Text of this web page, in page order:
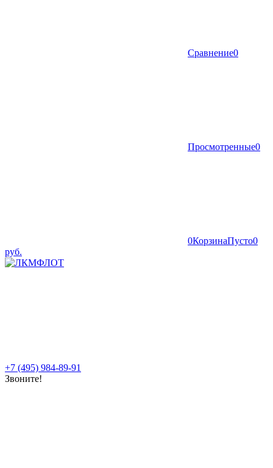
Сравнение0
Просмотренные0
0КорзинаПусто0
руб.
+7 (495) 984-89-91
Звоните!